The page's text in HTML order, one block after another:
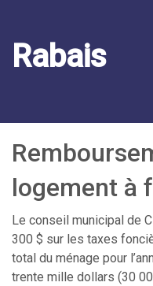
Rabais
logement à
Le conseil municipal de
300 $ sur les taxes
total du ménage pour
trente mille dollars (30